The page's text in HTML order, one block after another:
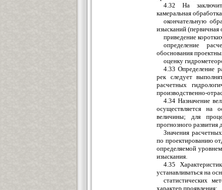
4.32 На
камеральная
окончательную
изысканий (первичная
приведение
определение
обоснования
оценку
4.33 Определение
рек следует
расчетных
производственно-
4.34 Назначение
осуществляется на
величины; для
прогнозного развития
Значения
по проектированию
определяемой
изыскания.
4.35
устанавливаться на
статистических
характер проявления;